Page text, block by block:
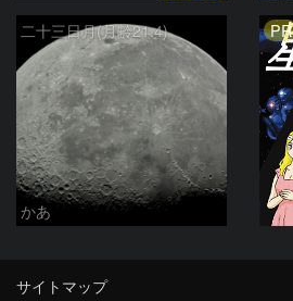
二十三日月(月齢21.4)
かあ
PR
サイトマップ